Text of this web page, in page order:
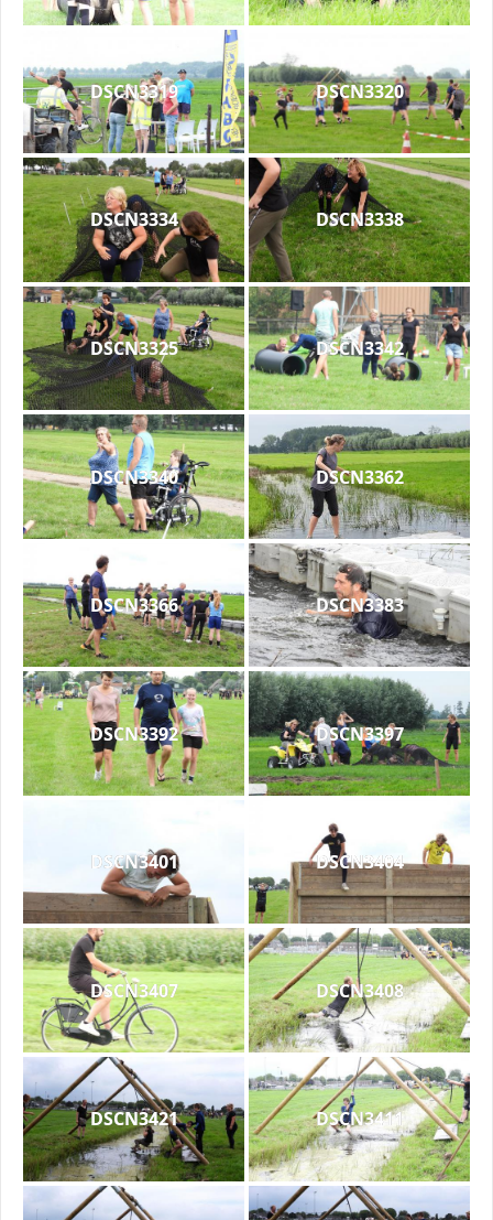
DSCN3319 DSCN3320
DSCN3334 DSCN3338
DSCN3325 DSCN3342
DSCN3340 DSCN3362
DSCN3366 DSCN3383
DSCN3392 DSCN3397
DSCN3401 DSCN3404
DSCN3407 DSCN3408
DSCN3421 DSCN3411